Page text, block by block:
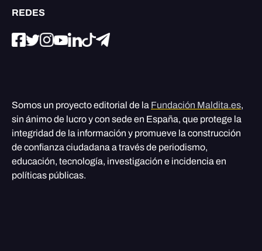
REDES
Somos un proyecto editorial de la Fundación Maldita.es,
sin ánimo de lucro y con sede en España, que protege la
integridad de la información y promueve la construcción
de confianza ciudadana a través de periodismo,
educación, tecnología, investigación e incidencia en
políticas públicas.